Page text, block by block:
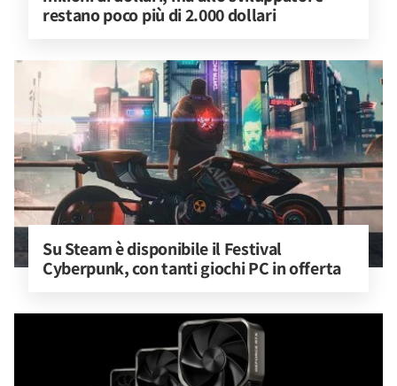
restano poco più di 2.000 dollari
Su Steam è disponibile il Festival
Cyberpunk, con tanti giochi PC in offerta